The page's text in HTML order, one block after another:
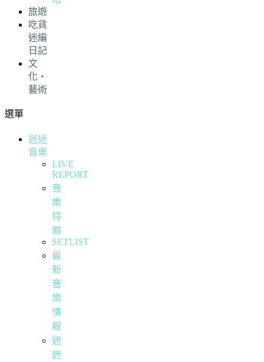
旅遊
吃貨
迷編
日記
文
化・
藝術
選單
迷迷
音樂
LIVE
REPORT
音
樂
特
輯
SETLIST
最
新
音
樂
情
報
迷
迷